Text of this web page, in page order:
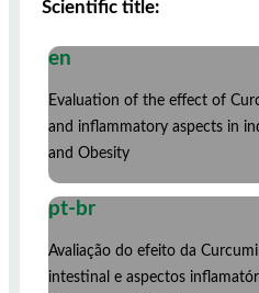
Scientific title:
en
Evaluation of the effect of
and inflammatory aspects in
and Obesity
pt-br
Avaliação do efeito da
intestinal e aspectos